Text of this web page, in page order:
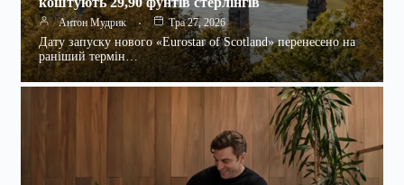
Антон Мудрик Тра 27, 2026
Дату запуску нового «Eurostar of Scotland» перенесено на
раніший термін…